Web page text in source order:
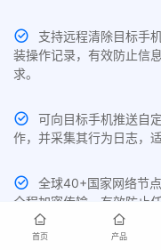
支持远程清除目标手
装操作记录，有效防止信
求。
可向目标手机推送自
作，并采集其行为日志，
全球40+国家网络节
全程加密传输，有效防止
私与操作安全。
首页 产品